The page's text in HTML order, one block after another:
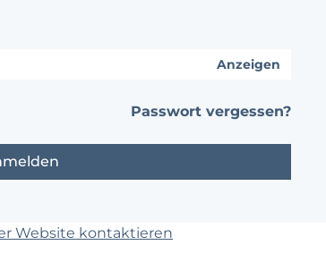
Anzeigen
Passwort vergessen?
Website kontaktieren